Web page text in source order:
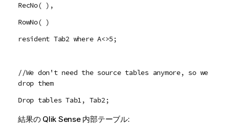
RecNo( ),
RowNo( )
resident Tab2 where A<>5;
//We don't need the source tables anymore, so we
drop them
Drop tables Tab1, Tab2;
結果の Qlik Sense内部テーブル: